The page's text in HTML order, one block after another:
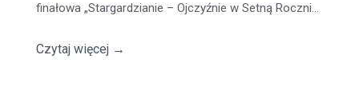
finałowa „Stargardzianie – Ojczyźnie w Setną Roczni...
Czytaj więcej →